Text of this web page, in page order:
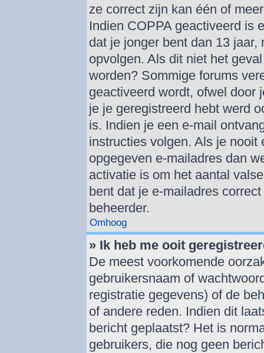
ze correct zijn kan één of
Indien COPPA geactiveerd is
dat je jonger bent dan 13
opvolgen. Als dit niet het
worden? Sommige forums
geactiveerd wordt, ofwel door
je je geregistreerd hebt werd
is. Indien je een e-mail
instructies volgen. Als je
opgegeven e-mailadres dan
activatie is om het aantal
bent dat je e-mailadres
beheerder.
Omhoog
» Ik heb me ooit
De meest voorkomende
gebruikersnaam of
registratie gegevens) of de
of andere reden. Indien dit
bericht geplaatst? Het is
gebruikers, die nog geen